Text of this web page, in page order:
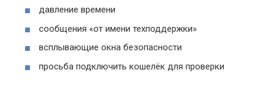
давление времени
сообщения «от имени техподдержки»
всплывающие окна безопасности
просьба подключить кошелёк для проверки